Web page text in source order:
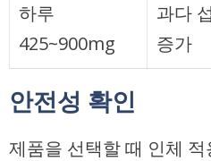
하루
425~900mg
과다
증가
안전성 확인
제품을 선택할 때 인체